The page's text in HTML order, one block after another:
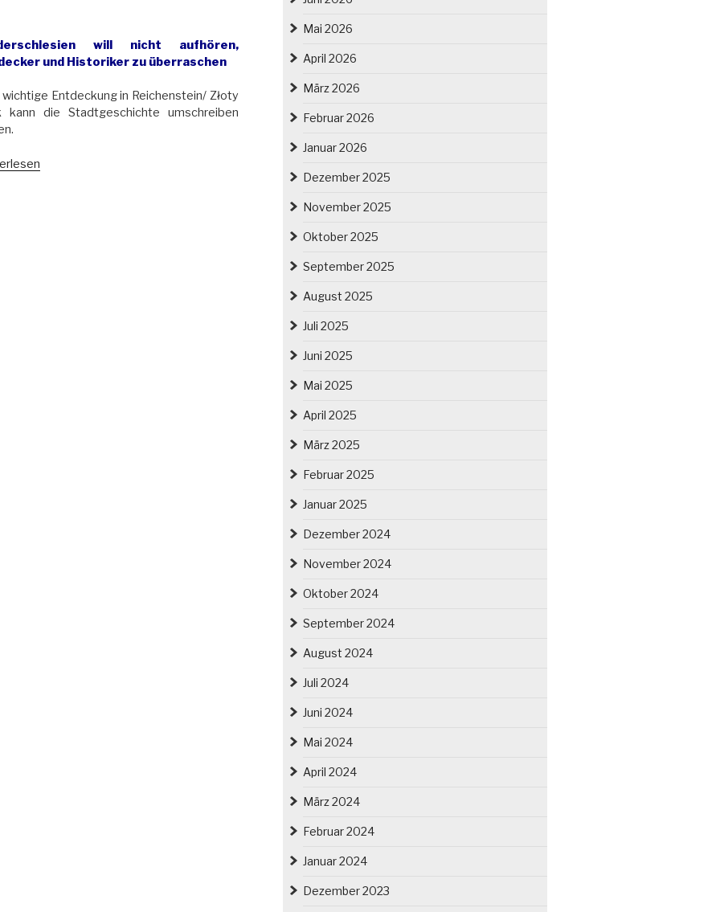
will nicht aufhören,
und Historiker zu überraschen
wichtige Entdeckung in Reichenstein/ Złoty
kann die Stadtgeschichte umschreiben
Mai 2026
April 2026
März 2026
Februar 2026
Januar 2026
Dezember 2025
November 2025
Oktober 2025
September 2025
August 2025
Juli 2025
Juni 2025
Mai 2025
April 2025
März 2025
Februar 2025
Januar 2025
Dezember 2024
November 2024
Oktober 2024
September 2024
August 2024
Juli 2024
Juni 2024
Mai 2024
April 2024
März 2024
Februar 2024
Januar 2024
Dezember 2023